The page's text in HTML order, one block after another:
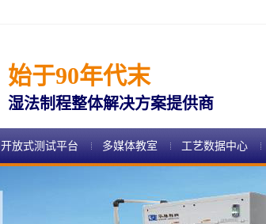
始于90年代末
湿法制程整体解决方案提供商
开放式测试平台 多媒体教室 工艺数据中心